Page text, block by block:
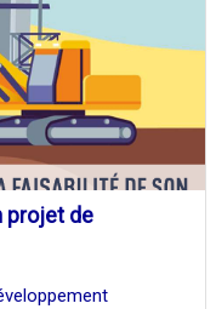
projet de